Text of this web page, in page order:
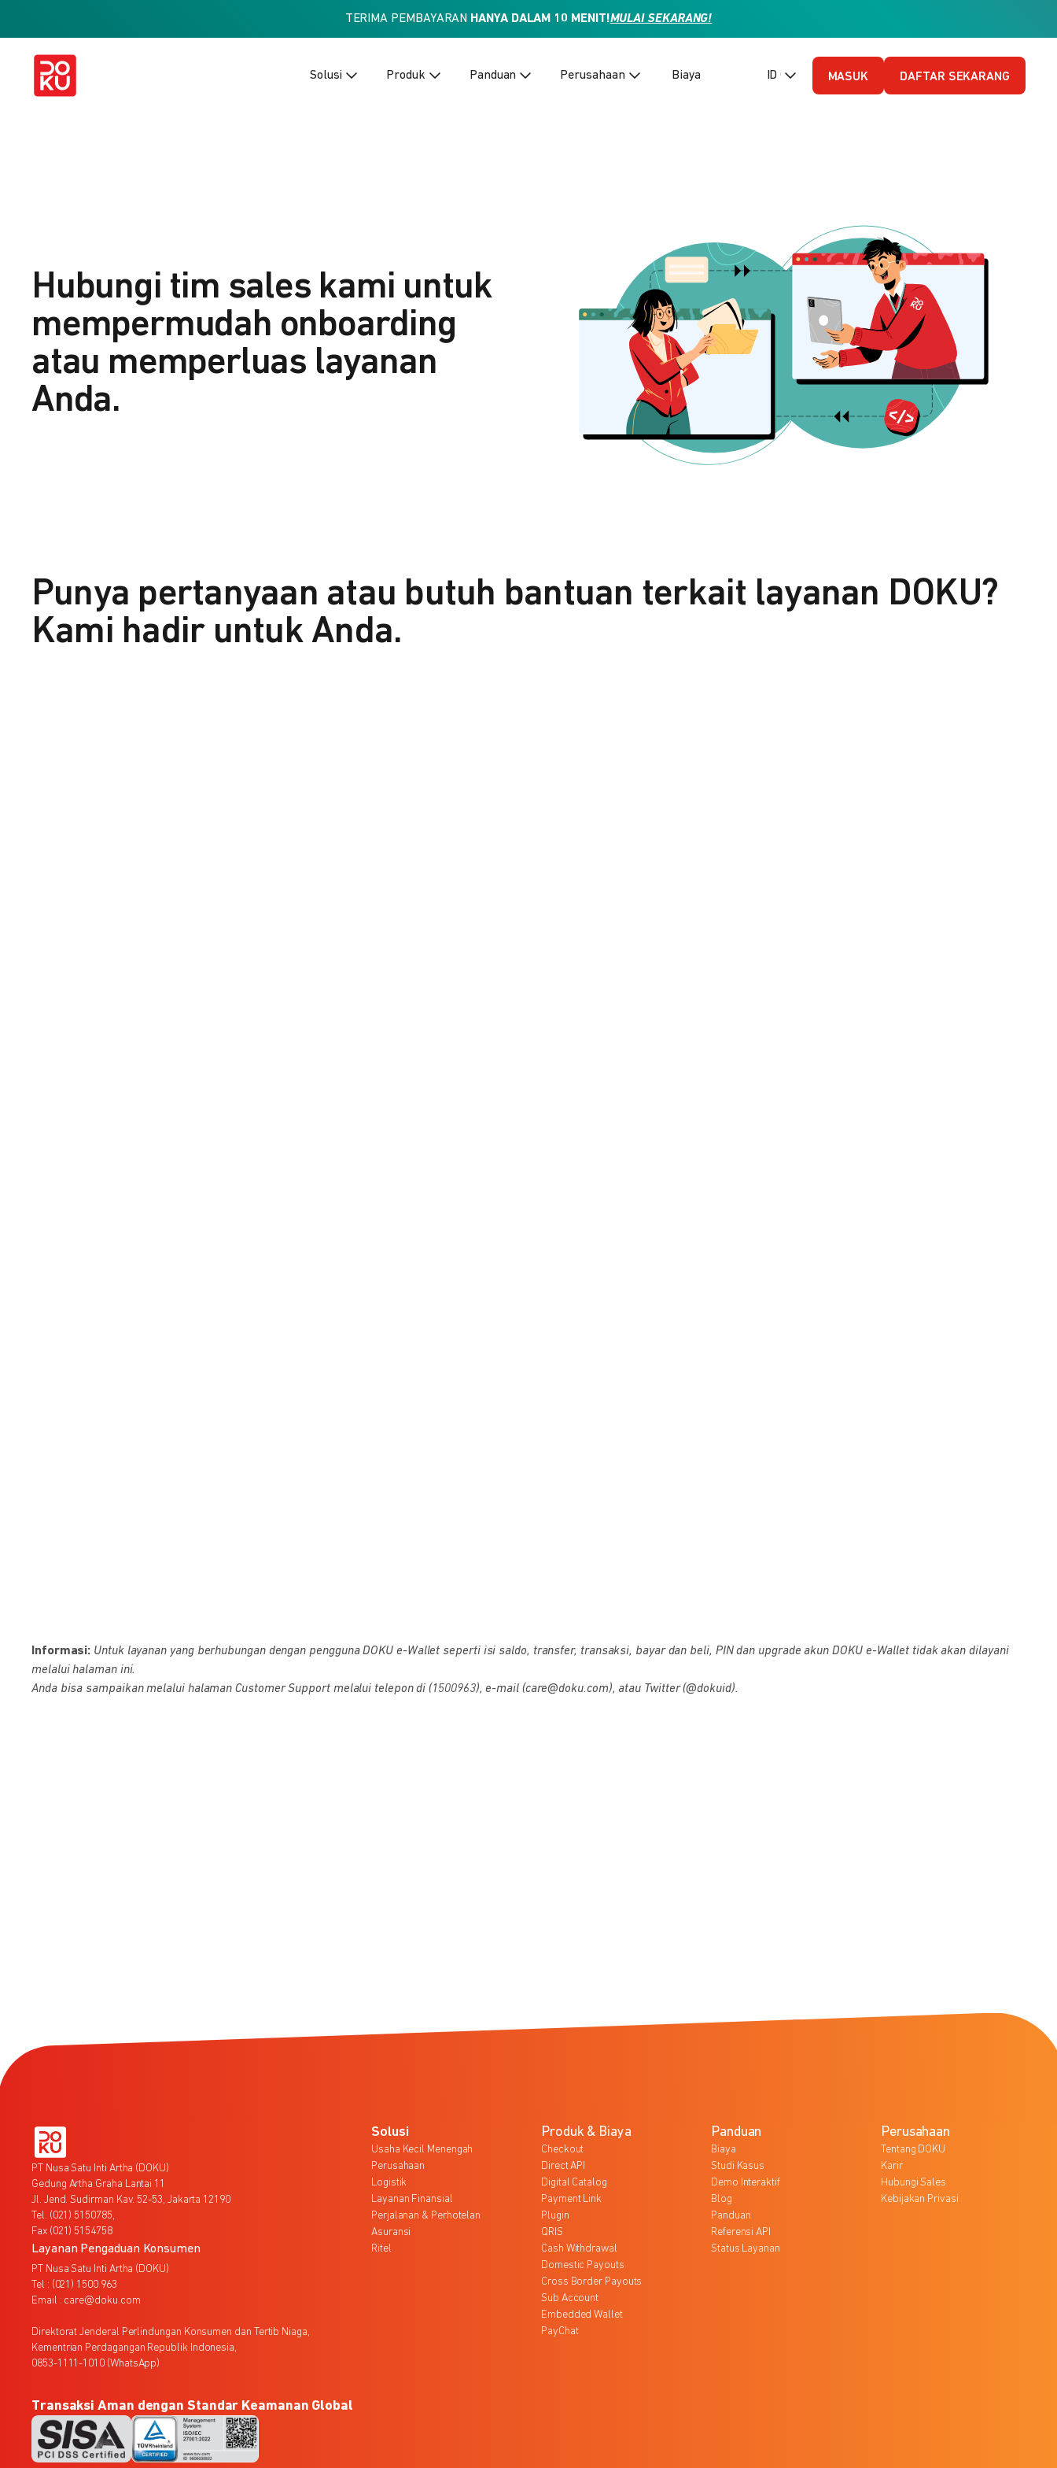
TERIMA PEMBAYARAN HANYA DALAM 10 MENIT!MULAI SEKARANG!
Solusi Produk Panduan Perusahaan Biaya ID (Bahasa Indonesia)
MASUK DAFTAR SEKARANG
Hubungi tim sales kami untuk
mempermudah onboarding
atau memperluas layanan
Anda.
Punya pertanyaan atau butuh bantuan terkait layanan DOKU?
Kami hadir untuk Anda.
Informasi: Untuk layanan yang berhubungan dengan pengguna DOKU e-Wallet seperti isi saldo, transfer, transaksi, bayar dan beli, PIN dan upgrade akun DOKU e-Wallet tidak akan dilayani
melalui halaman ini.
Anda bisa sampaikan melalui halaman Customer Support melalui telepon di (1500963), e-mail (care@doku.com), atau Twitter (@dokuid).
PT Nusa Satu Inti Artha (DOKU)
Gedung Artha Graha Lantai 11
Jl. Jend. Sudirman Kav. 52-53, Jakarta 12190
Tel. (021) 5150785,
Fax (021) 5154758
Layanan Pengaduan Konsumen
PT Nusa Satu Inti Artha (DOKU)
Tel : (021) 1500 963
Email : care@doku.com
Direktorat Jenderal Perlindungan Konsumen dan Tertib Niaga,
Kementrian Perdagangan Republik Indonesia,
0853-1111-1010 (WhatsApp)
Solusi
Usaha Kecil Menengah
Perusahaan
Logistik
Layanan Finansial
Perjalanan & Perhotelan
Asuransi
Ritel
Produk & Biaya
Checkout
Direct API
Digital Catalog
Payment Link
Plugin
QRIS
Cash Withdrawal
Domestic Payouts
Cross Border Payouts
Sub Account
Embedded Wallet
PayChat
Panduan
Biaya
Studi Kasus
Demo Interaktif
Blog
Panduan
Referensi API
Status Layanan
Perusahaan
Tentang DOKU
Karir
Hubungi Sales
Kebijakan Privasi
Transaksi Aman dengan Standar Keamanan Global